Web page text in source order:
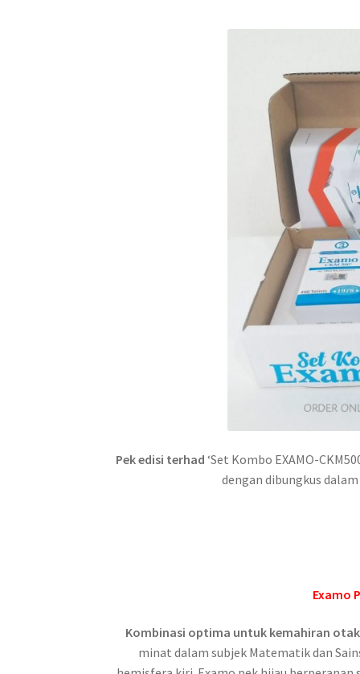
Pek edisi terhad ‘Set Kombo EXAMO-
dengan dibungkus
Examo
Kombinasi optima untuk kemahiran
minat dalam subjek Matematik dan